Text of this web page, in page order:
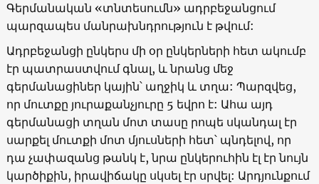
Գերմանական «տնտեսումն» ադրբեջանցում
պարզապես մանրախնդրություն է թվում:
Ադրբեջանցի ընկերս մի օր ընկերների հետ ակումբ
էր պատրաստվում գնալ, և նրանց մեջ
գերմանացիներ կային՝ աղջիկ և տղա: Պարզվեց,
որ մուտքը յուրաքանչյուրը 5 եվրո է: Ահա այդ
գերմանացի տղան մոտ տասը րոպե սկանդալ էր
սարքել մուտքի մոտ մյուսների հետ՝ պնդելով, որ
դա չափազանց թանկ է, նրա ընկերուհին էլ էր նույն
կարծիքին, իրավիճակը սկսել էր սրվել: Արդյունքում